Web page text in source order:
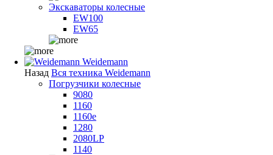
Экскаваторы колесные
EW100
EW65
Weidemann
Назад Вся техника Weidemann
Погрузчики колесные
9080
1160
1160e
1280
2080LP
1140